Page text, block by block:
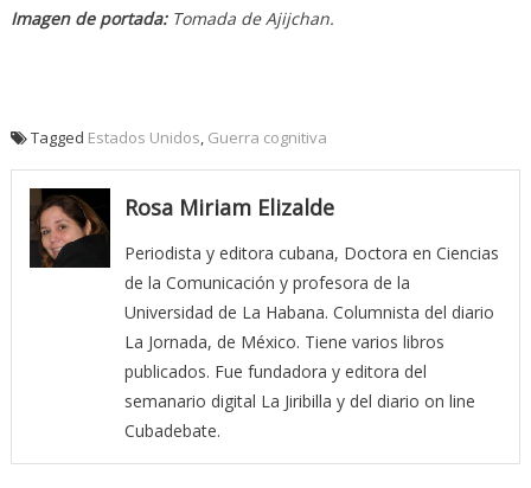
Imagen de portada:Tomada de Ajijchan.
Tagged Estados Unidos Guerra cognitiva
Rosa Miriam Elizalde
Periodista y editora cubana, Doctora en Ciencias
de la Comunicación y profesora de la
Universidad de La Habana. Columnista del diario
La Jornada, de México. Tiene varios libros
publicados. Fue fundadora y editora del
semanario digital La Jiribilla y del diario on line
Cubadebate.